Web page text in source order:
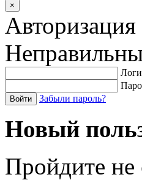
×
Авторизация
Войти Забыли пароль?
Новый
Пройдите не